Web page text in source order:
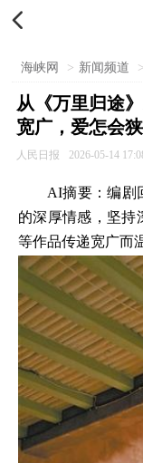

海峡网 > 新闻频道 >
从《万里归途
宽广，爱怎会
人民日报 2026-05-14
AI摘要：编剧
的深厚情感，坚持
等作品传递宽广而